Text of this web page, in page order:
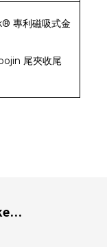
專利磁吸式金
尾夾收尾